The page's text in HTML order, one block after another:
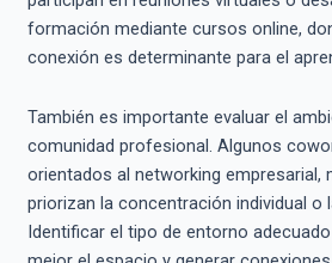
formación mediante cursos online,
conexión es determinante para el
También es importante evaluar el
comunidad profesional. Algunos
orientados al networking empresarial,
priorizan la concentración individual o
Identificar el tipo de entorno